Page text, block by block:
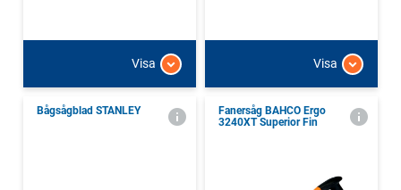
Visa Visa
Bågsågblad STANLEY
Fanersåg BAHCO Ergo
3240XT Superior Fin